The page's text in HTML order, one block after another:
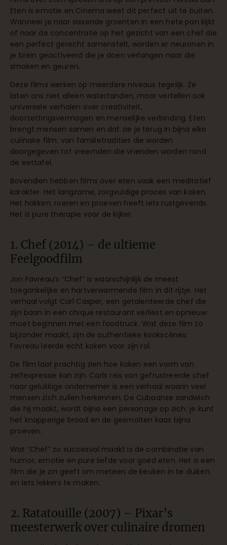
Eten is emotie en Cinema weet dit perfect uit te buiten.
Wanneer je naar sissende groenten in een hete pan kijkt
of naar de concentratie op het gezicht van een chef die
een perfect gerecht samenstelt, worden er neuronen in
je brein geactiveerd die je doen verlangen naar die
smaken en geuren.
Deze films werken op meerdere niveaus tegelijk. Ze
laten ons niet alleen watertanden, maar vertellen ook
universele verhalen over creativiteit,
doorzettingsvermogen en menselijke verbinding. Eten
brengt mensen samen en dat zie je terug in bijna elke
culinaire film: van familietradities die worden
doorgegeven tot vreemden die vrienden worden rond
de eettafel.
Bovendien hebben films over eten vaak een meditatief
karakter. Het langzame, zorgvuldige proces van koken.
Het hakken, roeren en proeven heeft iets rustgevends.
Het is pure therapie voor de kijker.
1. Chef (2014) – de ultieme
Feelgoodfilm
Jon Favreau’s “Chef” is waarschijnlijk de meest
toegankelijke en hartverwarmende film in dit rijtje. Het
verhaal volgt Carl Casper, een getalenteerde chef die
zijn baan in een chique restaurant verliest en opnieuw
moet beginnen met een foodtruck. Wat deze film zo
bijzonder maakt, zijn de authentieke kookscènes:
Favreau leerde echt koken voor zijn rol.
De film laat prachtig zien hoe koken een vorm van
zelfexpressie kan zijn. Carls reis van gefrustreerde chef
naar gelukkige ondernemer is een verhaal waarin veel
mensen zich zullen herkennen. De Cubaanse sandwich
die hij maakt, wordt bijna een personage op zich: je kunt
het knapperige brood en de gesmolten kaas bijna
proeven.
Wat “Chef” zo succesvol maakt is de combinatie van
humor, emotie en pure liefde voor goed eten. Het is een
film die je zin geeft om meteen de keuken in te duiken
en iets lekkers te maken.
2. Ratatouille (2007) – Pixar’s
meesterwerk over culinaire dromen